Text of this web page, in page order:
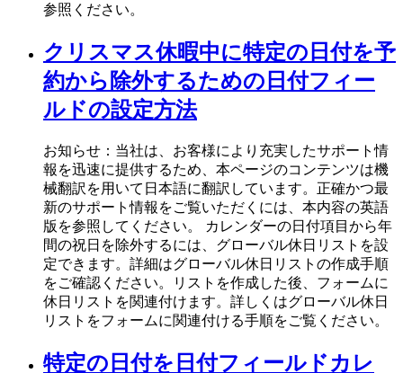
参照ください。
クリスマス休暇中に特定の日付を予
約から除外するための日付フィー
ルドの設定方法
お知らせ：当社は、お客様により充実したサポート情
報を迅速に提供するため、本ページのコンテンツは機
械翻訳を用いて日本語に翻訳しています。正確かつ最
新のサポート情報をご覧いただくには、本内容の英語
版を参照してください。 カレンダーの日付項目から年
間の祝日を除外するには、グローバル休日リストを設
定できます。詳細はグローバル休日リストの作成手順
をご確認ください。リストを作成した後、フォームに
休日リストを関連付けます。詳しくはグローバル休日
リストをフォームに関連付ける手順をご覧ください。
特定の日付を日付フィールドカレ